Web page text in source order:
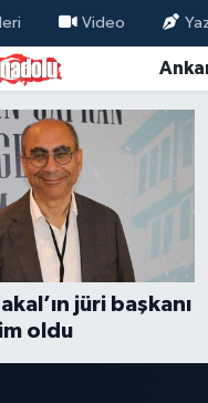
Video
jüri başkanı
oldu